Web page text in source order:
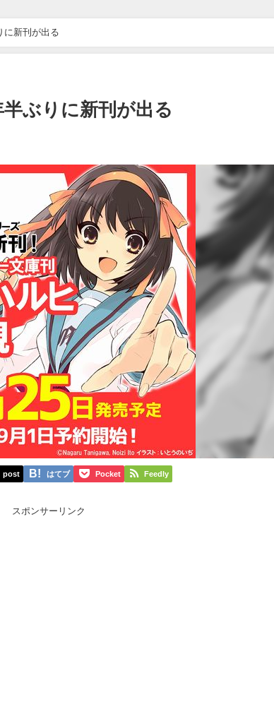
に新刊が出る
半ぶりに新刊が出る
post はてブ Pocket Feedly
スポンサーリンク